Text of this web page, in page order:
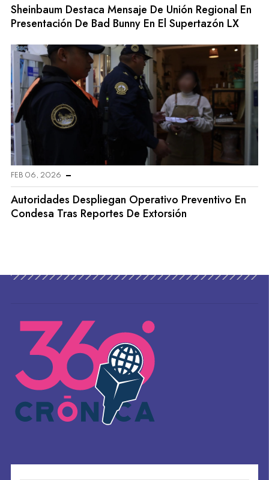
Sheinbaum Destaca Mensaje De Unión Regional En
Presentación De Bad Bunny En El Supertazón LX
FEB 06, 2026
Autoridades Despliegan Operativo Preventivo En
Condesa Tras Reportes De Extorsión